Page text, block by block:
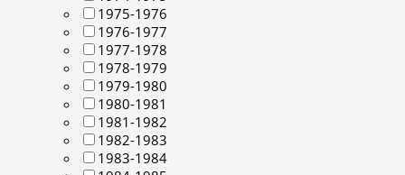
1975-1976
1976-1977
1977-1978
1978-1979
1979-1980
1980-1981
1981-1982
1982-1983
1983-1984